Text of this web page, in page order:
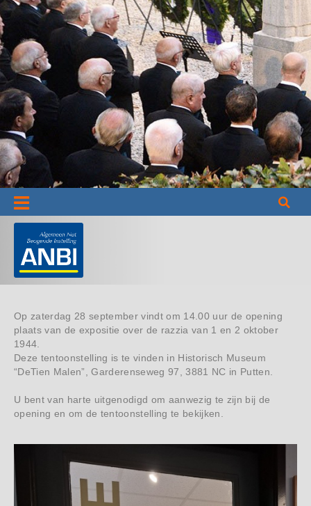
Informatie
Op zaterdag 28 september vindt om 14.00 uur de opening
plaats van de expositie over de razzia van 1 en 2 oktober
1944.
Deze tentoonstelling is te vinden in Historisch Museum
“DeTien Malen”, Garderenseweg 97, 3881 NC in Putten.
U bent van harte uitgenodigd om aanwezig te zijn bij de
opening en om de tentoonstelling te bekijken.